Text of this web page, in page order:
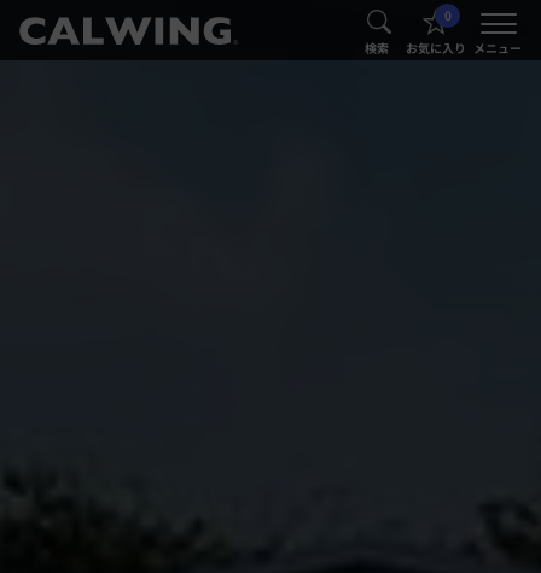
® 検索
0
お気に入り メニュー
®